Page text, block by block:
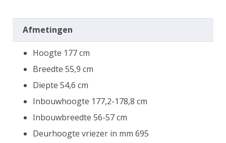
Afmetingen
Hoogte 177 cm
Breedte 55,9 cm
Diepte 54,6 cm
Inbouwhoogte 177,2-178,8 cm
Inbouwbreedte 56-57 cm
Deurhoogte vriezer in mm 695